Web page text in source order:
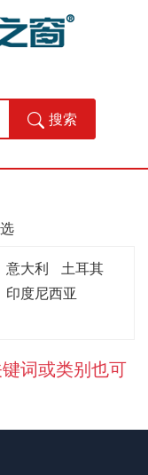
搜索
意大利
土耳其
印度尼西亚
词或类别也可